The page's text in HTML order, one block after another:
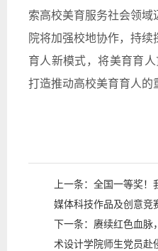
索高校美育服务社会领域
院将加强校地协作，持续
育人新模式，将美育育
打造推动高校美育育人的
上一条： 全国一等奖！
媒体科技作品及创意竞
下一条： 赓续红色血脉
术设计学院师生党员赴